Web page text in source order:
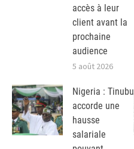
accès à leur
client avant la
prochaine
audience
5 août 2026
Nigeria : Tinubu
accorde une
hausse
salariale